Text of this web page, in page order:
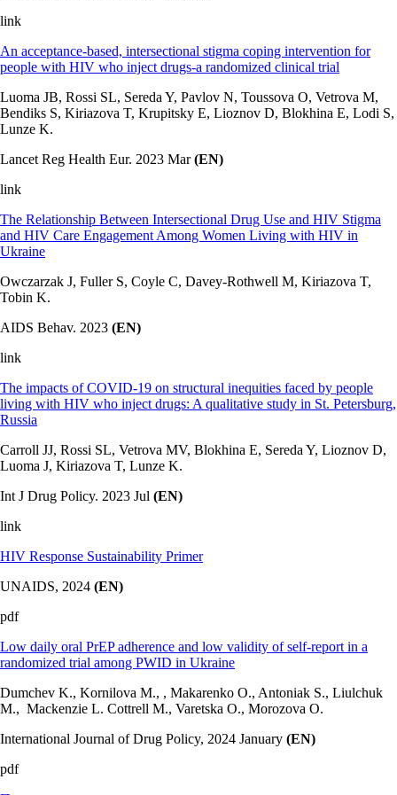
link
An acceptance-based, intersectional stigma coping intervention for
people with HIV who inject drugs-a randomized clinical trial
Luoma JB, Rossi SL, Sereda Y, Pavlov N, Toussova O, Vetrova M,
Bendiks S, Kiriazova T, Krupitsky E, Lioznov D, Blokhina E, Lodi S,
Lunze K.
Lancet Reg Health Eur. 2023 Mar(EN)
link
The Relationship Between Intersectional Drug Use and HIV Stigma
and HIV Care Engagement Among Women Living with HIV in
Ukraine
Owczarzak J, Fuller S, Coyle C, Davey-Rothwell M, Kiriazova T,
Tobin K.
AIDS Behav. 2023 (EN)
link
The impacts of COVID-19 on structural inequities faced by people
living with HIV who inject drugs: A qualitative study in St. Petersburg,
Russia
Carroll JJ, Rossi SL, Vetrova MV, Blokhina E, Sereda Y, Lioznov D,
Luoma J, Kiriazova T, Lunze K.
Int J Drug Policy. 2023 Jul (EN)
link
HIV Response Sustainability Primer
UNAIDS, 2024 (EN)
pdf
Low daily oral PrEP adherence and low validity of self-report in a
randomized trial among PWID in Ukraine
Dumchev K., Kornilova M., , Makarenko O., Antoniak S., Liulchuk
M., Mackenzie L. Cottrell M., Varetska O., Morozova O.
International Journal of Drug Policy, 2024 January (EN)
pdf